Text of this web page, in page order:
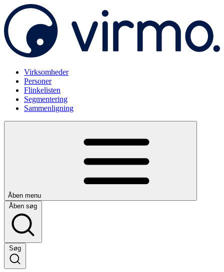
Virksomheder
Personer
Flinkelisten
Segmentering
Sammenligning
Åben menu
Åben søg
Søg